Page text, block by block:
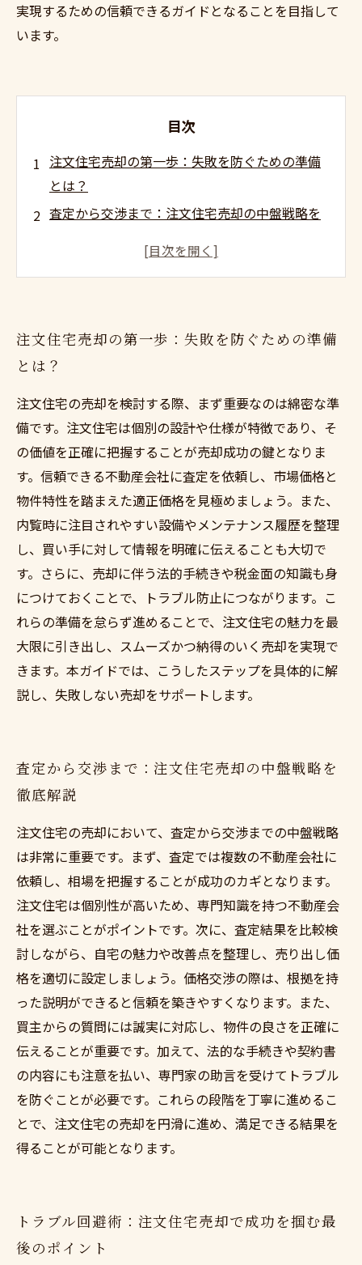
実現するための信頼できるガイドとなることを目指して
います。
目次
注文住宅売却の第一歩：失敗を防ぐための準備
とは？
査定から交渉まで：注文住宅売却の中盤戦略を
トラブル回避術：注文住宅売却で成功を掴む最
る失敗例と対策
安心して売却するために知っておきたい法律と
市場動向の基礎知識
注文住宅売却で悩まない！初心者でもわかる査
定と価格交渉のコツ
売却成功への道：注文住宅を高く、スムーズに
売るための完全ガイド
注文住宅売却の第一歩：失敗を防ぐための準備
とは？
注文住宅の売却を検討する際、まず重要なのは綿密な準
備です。注文住宅は個別の設計や仕様が特徴であり、そ
の価値を正確に把握することが売却成功の鍵となりま
す。信頼できる不動産会社に査定を依頼し、市場価格と
物件特性を踏まえた適正価格を見極めましょう。また、
内覧時に注目されやすい設備やメンテナンス履歴を整理
し、買い手に対して情報を明確に伝えることも大切で
す。さらに、売却に伴う法的手続きや税金面の知識も身
につけておくことで、トラブル防止につながります。こ
れらの準備を怠らず進めることで、注文住宅の魅力を最
大限に引き出し、スムーズかつ納得のいく売却を実現で
きます。本ガイドでは、こうしたステップを具体的に解
説し、失敗しない売却をサポートします。
査定から交渉まで：注文住宅売却の中盤戦略を
徹底解説
注文住宅の売却において、査定から交渉までの中盤戦略
は非常に重要です。まず、査定では複数の不動産会社に
依頼し、相場を把握することが成功のカギとなります。
注文住宅は個別性が高いため、専門知識を持つ不動産会
社を選ぶことがポイントです。次に、査定結果を比較検
討しながら、自宅の魅力や改善点を整理し、売り出し価
格を適切に設定しましょう。価格交渉の際は、根拠を持
った説明ができると信頼を築きやすくなります。また、
買主からの質問には誠実に対応し、物件の良さを正確に
伝えることが重要です。加えて、法的な手続きや契約書
の内容にも注意を払い、専門家の助言を受けてトラブル
を防ぐことが必要です。これらの段階を丁寧に進めるこ
とで、注文住宅の売却を円滑に進め、満足できる結果を
得ることが可能となります。
トラブル回避術：注文住宅売却で成功を掴む最
後のポイント